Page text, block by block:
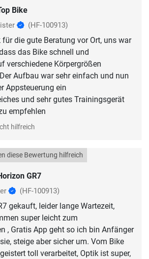
Bike
(HF-100913)
für die gute Beratung vor Ort, uns war
das Bike schnell und
verschiedene Körpergrößen
Aufbau war sehr einfach und nun
Appsteuerung ein
und sehr gutes Trainingsgerät
empfehlen
hilfreich
GR7
diese Bewertung hilfreich
(HF-100913)
gekauft, leider lange Wartezeit,
super leicht zum
, Gratis App geht so ich bin Anfänger
steige aber sicher um. Vom Bike
toll verarbeitet, Optik ist super,